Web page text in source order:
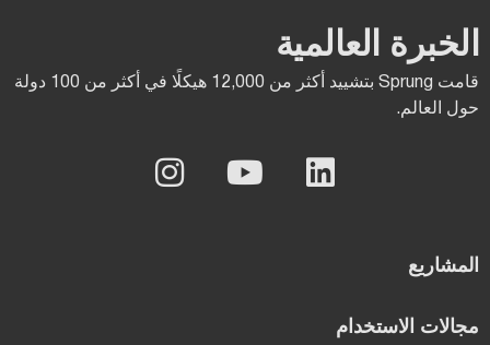
الخبرة العالمية
قامت Sprung بتشييد أكثر من 12,000 هيكلًا في أكثر من 100 دولة
حول العالم.
المشاريع
مجالات الاستخدام